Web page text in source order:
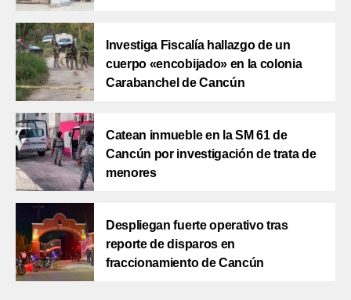
Investiga Fiscalía hallazgo de un
cuerpo «encobijado» en la colonia
Carabanchel de Cancún
Catean inmueble en la SM 61 de
Cancún por investigación de trata de
menores
Despliegan fuerte operativo tras
reporte de disparos en
fraccionamiento de Cancún